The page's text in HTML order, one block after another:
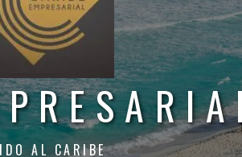
AL CARIBE